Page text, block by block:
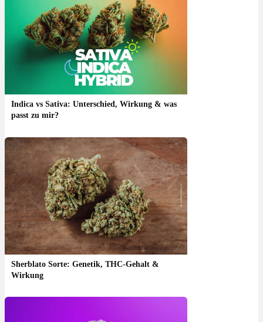
Indica vs Sativa: Unterschied, Wirkung & was
passt zu mir?
Sherblato Sorte: Genetik, THC-Gehalt &
Wirkung